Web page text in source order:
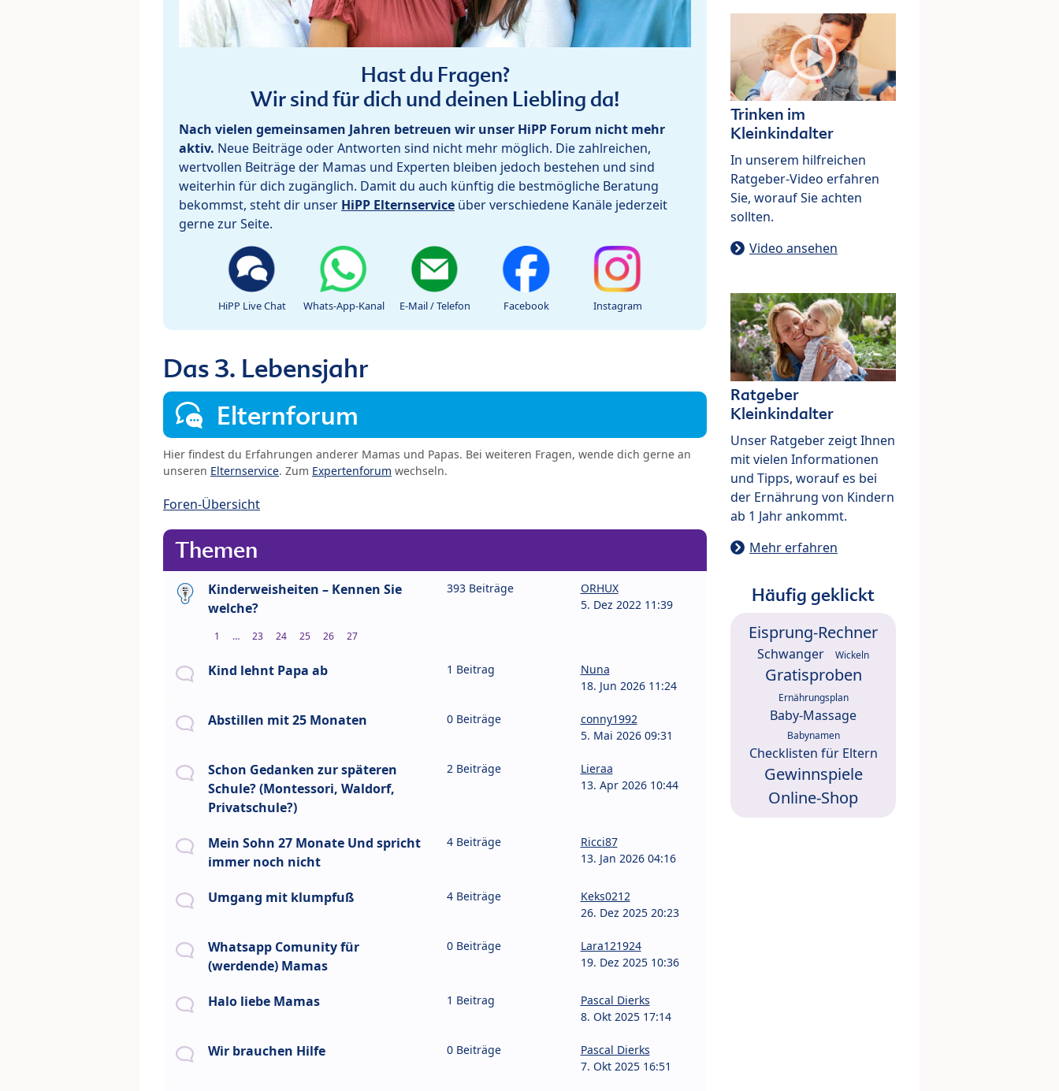
Hast du Fragen?
Wir sind für dich und deinen Liebling da!
Nach vielen gemeinsamen Jahren betreuen wir unser HiPP Forum nicht mehr
aktiv. Neue Beiträge oder Antworten sind nicht mehr möglich. Die zahlreichen,
wertvollen Beiträge der Mamas und Experten bleiben jedoch bestehen und sind
weiterhin für dich zugänglich. Damit du auch künftig die bestmögliche Beratung
bekommst, steht dir unser HiPP Elternservice über verschiedene Kanäle jederzeit
gerne zur Seite.
HiPP Live Chat Whats-App-Kanal E-Mail / Telefon Facebook Instagram
Das 3. Lebensjahr
Elternforum
Hier findest du Erfahrungen anderer Mamas und Papas. Bei weiteren Fragen, wende dich gerne an
unseren Elternservice. Zum Expertenforum wechseln.
Foren-Übersicht
Themen
Kinderweisheiten – Kennen Sie
welche?
1 … 23 24 25 26 27
393 Beiträge
ORHUX
5. Dez 2022 11:39
Kind lehnt Papa ab 1 Beitrag
Nuna
18. Jun 2026 11:24
Abstillen mit 25 Monaten 0 Beiträge
conny1992
5. Mai 2026 09:31
Schon Gedanken zur späteren
Schule? (Montessori, Waldorf,
Privatschule?)
2 Beiträge
Lieraa
13. Apr 2026 10:44
Mein Sohn 27 Monate Und spricht
immer noch nicht
4 Beiträge
Ricci87
13. Jan 2026 04:16
Umgang mit klumpfuß 4 Beiträge
Keks0212
26. Dez 2025 20:23
Whatsapp Comunity für
(werdende) Mamas
0 Beiträge
Lara121924
19. Dez 2025 10:36
Halo liebe Mamas 1 Beitrag
Pascal Dierks
8. Okt 2025 17:14
Wir brauchen Hilfe 0 Beiträge
Pascal Dierks
7. Okt 2025 16:51
Trinken im
Kleinkindalter
In unserem hilfreichen
Ratgeber-Video erfahren
Sie, worauf Sie achten
sollten.
Video ansehen
Ratgeber
Kleinkindalter
Unser Ratgeber zeigt Ihnen
mit vielen Informationen
und Tipps, worauf es bei
der Ernährung von Kindern
ab 1 Jahr ankommt.
Mehr erfahren
Häufig geklickt
Eisprung-Rechner
Schwanger Wickeln
Gratisproben
Ernährungsplan
Baby-Massage
Babynamen
Checklisten für Eltern
Gewinnspiele
Online-Shop